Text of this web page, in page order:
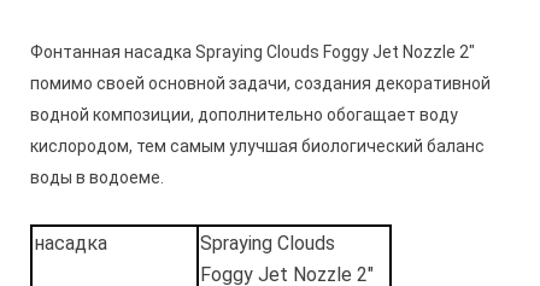
Фонтанная насадка Spraying Clouds Foggy Jet Nozzle 2"
помимо своей основной задачи, создания декоративной
водной композиции, дополнительно обогащает воду
кислородом, тем самым улучшая биологический баланс
воды в водоеме.
насадка
Spraying Clouds
Foggy Jet Nozzle 2"